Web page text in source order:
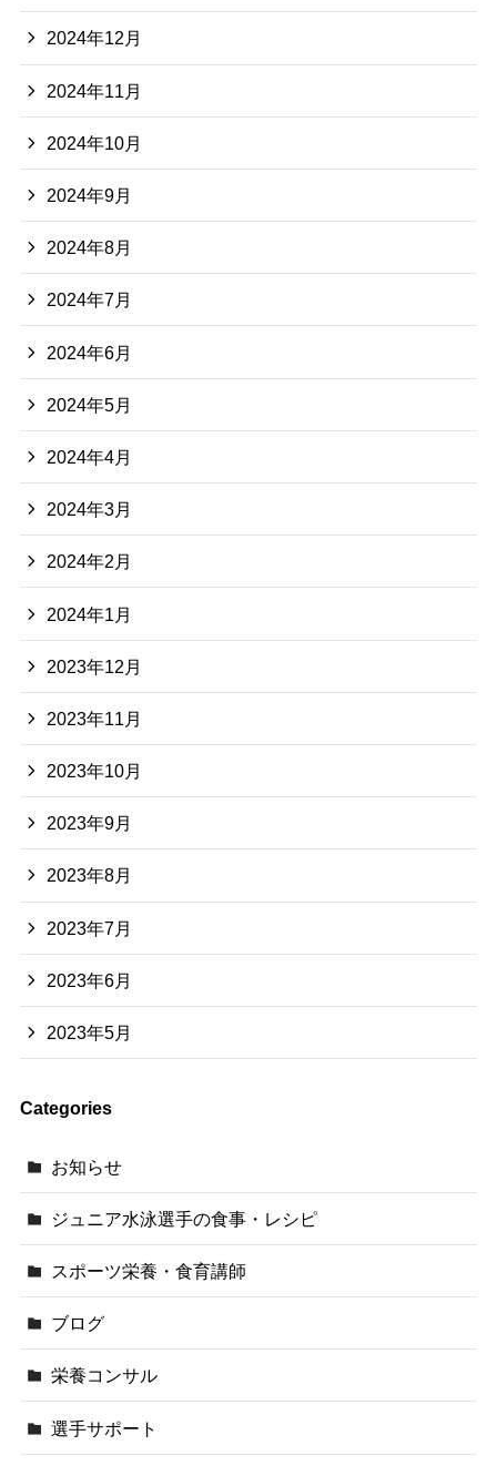
2024年12月
2024年11月
2024年10月
2024年9月
2024年8月
2024年7月
2024年6月
2024年5月
2024年4月
2024年3月
2024年2月
2024年1月
2023年12月
2023年11月
2023年10月
2023年9月
2023年8月
2023年7月
2023年6月
2023年5月
Categories
お知らせ
ジュニア水泳選手の食事・レシピ
スポーツ栄養・食育講師
ブログ
栄養コンサル
選手サポート